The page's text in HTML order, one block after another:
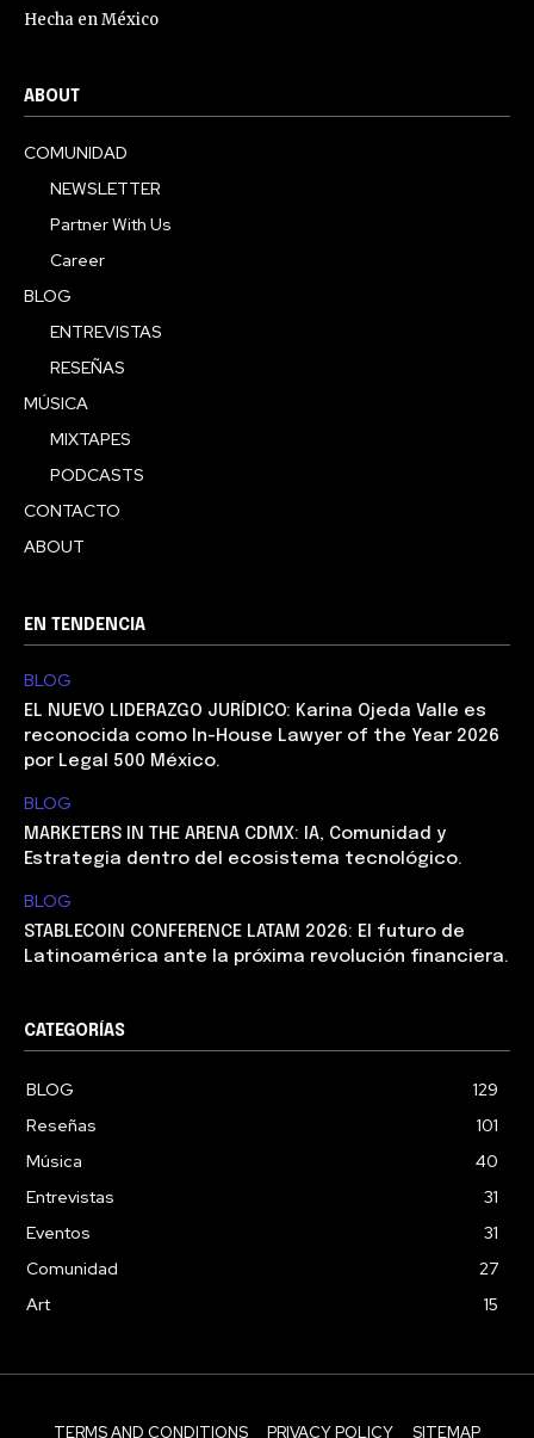
Hecha en México
ABOUT
COMUNIDAD
NEWSLETTER
Partner With Us
Career
BLOG
ENTREVISTAS
RESEÑAS
MÚSICA
MIXTAPES
PODCASTS
CONTACTO
ABOUT
EN TENDENCIA
BLOG
EL NUEVO LIDERAZGO JURÍDICO: Karina Ojeda Valle es
reconocida como In-House Lawyer of the Year 2026
por Legal 500 México.
BLOG
MARKETERS IN THE ARENA CDMX: IA, Comunidad y
Estrategia dentro del ecosistema tecnológico.
BLOG
STABLECOIN CONFERENCE LATAM 2026: El futuro de
Latinoamérica ante la próxima revolución financiera.
CATEGORÍAS
BLOG
129
Reseñas
101
Música
40
Entrevistas
31
Eventos
31
Comunidad
27
Art
15
TERMS AND CONDITIONS PRIVACY POLICY SITEMAP